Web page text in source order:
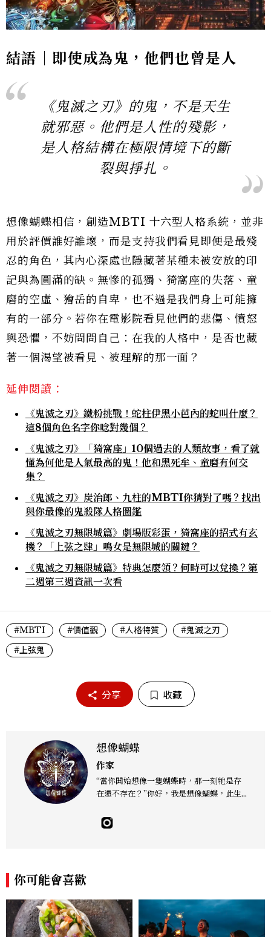
結語｜即使成為鬼，他們也曾是人
《鬼滅之刃》的鬼，不是天生
就邪惡。他們是人性的殘影，
是人格結構在極限情境下的斷
裂與掙扎。
想像蝴蝶相信，創造MBTI 十六型人格系統，並非
用於評價誰好誰壞，而是支持我們看見即便是最殘
忍的角色，其內心深處也隱藏著某種未被安放的印
記與為圓滿的缺。無慘的孤獨、猗窩座的失落、童
磨的空虛、獪岳的自卑，也不過是我們身上可能擁
有的一部分。若你在電影院看見他們的悲傷、憤怒
與恐懼，不妨問問自己：在我的人格中，是否也藏
著一個渴望被看見、被理解的那一面？
延伸閱讀：
《鬼滅之刃》鐵粉挑戰！蛇柱伊黑小芭內的蛇叫什麼？
這8個角色名字你唸對幾個？
《鬼滅之刃》「猗窩座」10個過去的人類故事，看了就
懂為何他是人氣最高的鬼！他和黑死牟、童磨有何交
集？
《鬼滅之刃》炭治郎、九柱的MBTI你猜對了嗎？找出
與你最像的鬼殺隊人格圖鑑
《鬼滅之刃無限城篇》劇場版彩蛋，猗窩座的招式有玄
機？「上弦之肆」鳴女是無限城的關鍵？
《鬼滅之刃無限城篇》特典怎麼領？何時可以兌換？第
二週第三週資訊一次看
#MBTI #價值觀 #人格特質
#鬼滅之刃
#上弦鬼
分享 收藏
想像蝴蝶
作家
“當你開始想像一隻蝴蝶時，那一刻牠是存
在還不存在？”你好，我是想像蝴蝶，此生
際種子們找到歸途。在這個瞬息萬變的世界
裡，我們因進入人類系統，投入實相迷失了
的記憶，讓我們共同啟程，靜聽內心的聲
音，解開藏匿在記憶中的秘密。想像蝴蝶引
導你開啟愛與智慧的光芒照亮前行的道路，
你可能會喜歡